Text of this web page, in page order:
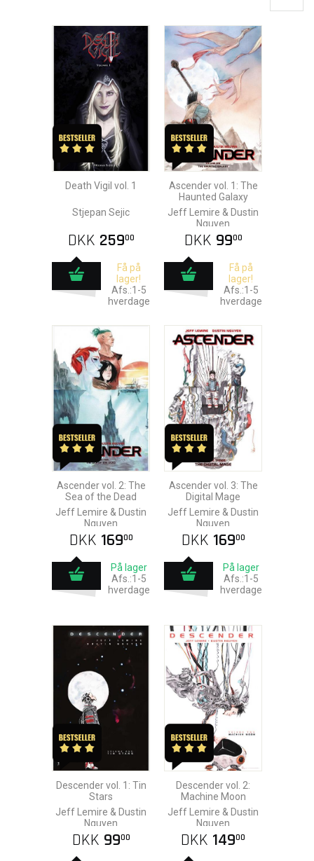
Death Vigil vol. 1
Stjepan Sejic
DKK 25900
Få på
lager!
Afs.:1-5
hverdage
Ascender vol. 1: The
Haunted Galaxy
Jeff Lemire & Dustin
Nguyen
DKK 9900
Få på
lager!
Afs.:1-5
hverdage
Ascender vol. 2: The
Sea of the Dead
Jeff Lemire & Dustin
Nguyen
DKK 16900
På lager
Afs.:1-5
hverdage
Ascender vol. 3: The
Digital Mage
Jeff Lemire & Dustin
Nguyen
DKK 16900
På lager
Afs.:1-5
hverdage
Descender vol. 1: Tin
Stars
Jeff Lemire & Dustin
Nguyen
DKK 9900
Descender vol. 2:
Machine Moon
Jeff Lemire & Dustin
Nguyen
DKK 14900